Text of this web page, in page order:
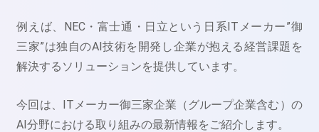
例えば、NEC・富士通・日立という日系ITメーカー”御
三家”は独自のAI技術を開発し企業が抱える経営課題を
解決するソリューションを提供しています。
今回は、ITメーカー御三家企業（グループ企業含む）の
AI分野における取り組みの最新情報をご紹介します。